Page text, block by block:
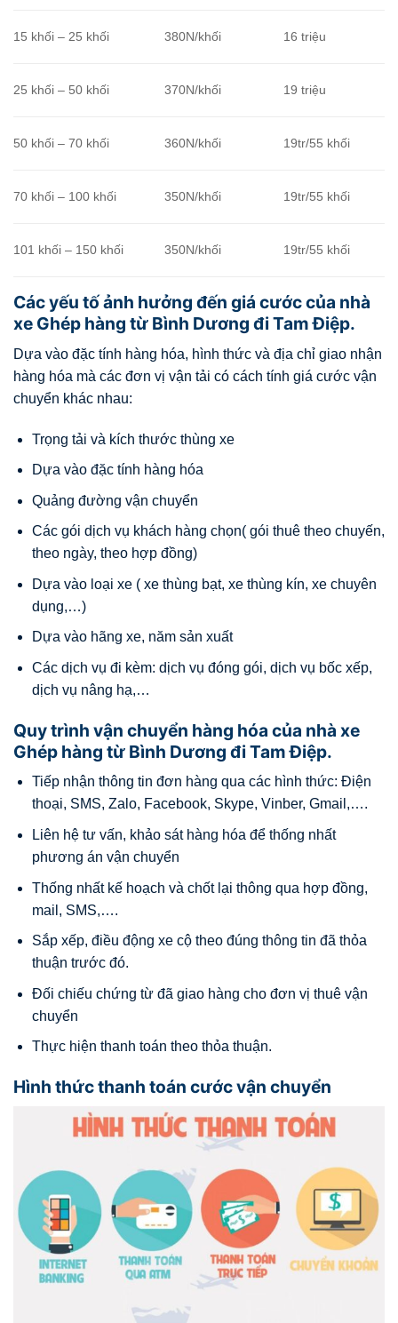
15 khối – 25 khối 380N/khối 16 triệu
25 khối – 50 khối 370N/khối 19 triệu
50 khối – 70 khối 360N/khối 19tr/55 khối
70 khối – 100 khối 350N/khối 19tr/55 khối
101 khối – 150 khối 350N/khối 19tr/55 khối
Các yếu tố ảnh hưởng đến giá cước của nhà
xe Ghép hàng từ Bình Dương đi Tam Điệp.
Dựa vào đặc tính hàng hóa, hình thức và địa chỉ giao nhận
hàng hóa mà các đơn vị vận tải có cách tính giá cước vận
chuyển khác nhau:
Trọng tải và kích thước thùng xe
Dựa vào đặc tính hàng hóa
Quảng đường vận chuyển
Các gói dịch vụ khách hàng chọn( gói thuê theo chuyến,
theo ngày, theo hợp đồng)
Dựa vào loại xe ( xe thùng bạt, xe thùng kín, xe chuyên
dụng,…)
Dựa vào hãng xe, năm sản xuất
Các dịch vụ đi kèm: dịch vụ đóng gói, dịch vụ bốc xếp,
dịch vụ nâng hạ,…
Quy trình vận chuyển hàng hóa của nhà xe
Ghép hàng từ Bình Dương đi Tam Điệp.
Tiếp nhận thông tin đơn hàng qua các hình thức: Điện
thoại, SMS, Zalo, Facebook, Skype, Vinber, Gmail,….
Liên hệ tư vấn, khảo sát hàng hóa để thống nhất
phương án vận chuyển
Thống nhất kế hoạch và chốt lại thông qua hợp đồng,
mail, SMS,….
Sắp xếp, điều động xe cộ theo đúng thông tin đã thỏa
thuận trước đó.
Đối chiếu chứng từ đã giao hàng cho đơn vị thuê vận
chuyển
Thực hiện thanh toán theo thỏa thuận.
Hình thức thanh toán cước vận chuyển